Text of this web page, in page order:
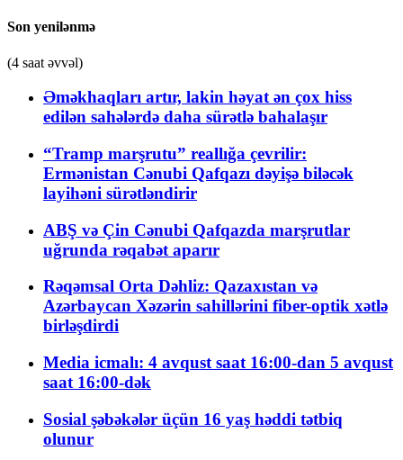
Son yenilənmə
(4 saat əvvəl)
Əməkhaqları artır, lakin həyat ən çox hiss
edilən sahələrdə daha sürətlə bahalaşır
“Tramp marşrutu” reallığa çevrilir:
Ermənistan Cənubi Qafqazı dəyişə biləcək
layihəni sürətləndirir
ABŞ və Çin Cənubi Qafqazda marşrutlar
uğrunda rəqabət aparır
Rəqəmsal Orta Dəhliz: Qazaxıstan və
Azərbaycan Xəzərin sahillərini fiber-optik xətlə
birləşdirdi
Media icmalı: 4 avqust saat 16:00-dan 5 avqust
saat 16:00-dək
Sosial şəbəkələr üçün 16 yaş həddi tətbiq
olunur